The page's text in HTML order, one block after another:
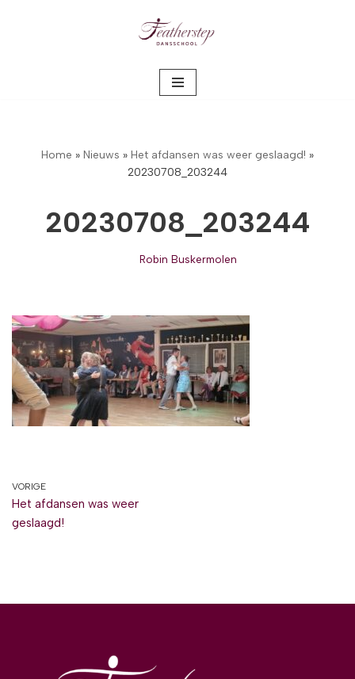
Home » Nieuws » Het afdansen was weer geslaagd! »
20230708_203244
20230708_203244
Robin Buskermolen
VORIGE
Het afdansen was weer
geslaagd!